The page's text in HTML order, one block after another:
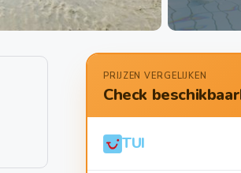
PRIJZEN VERGELIJKEN
Check
TUI